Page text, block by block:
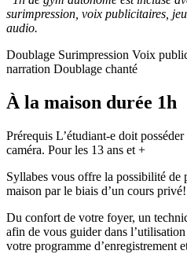
surimpression, voix publicitaires,
audio.
Doublage Surimpression Voix
narration Doublage chanté
À la maison durée 1h
Prérequis L’étudiant-e doit
caméra. Pour les 13 ans et +
Syllabes vous offre la possibilité de
maison par le biais d’un cours privé!
Du confort de votre foyer, un
afin de vous guider dans
votre programme d’enregistrement